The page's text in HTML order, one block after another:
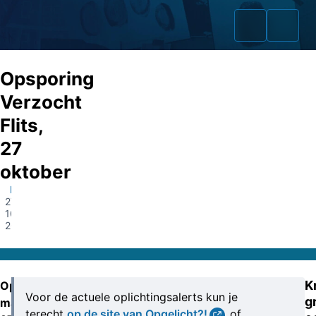
Volg ons
Opsporing
Verzocht
Flits,
27
oktober
Landelijk
27-
10-
2025
Op
maandagVoor de actuele oplichtingsalerts kun je